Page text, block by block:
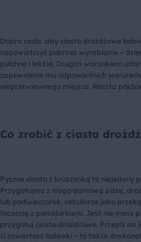
Dobra rada: aby ciasto drożdżowe
napowietrzyć poprzez wyrabianie –
pulchne i lekkie. Drugim warunkiem
zapewnienie mu odpowiednich
nieprzewiewnego miejsca. Reszta
Co zrobić z ciasta
Pyszne ciasto z kruszonką to niejedyny
Przygotujesz z niego domową pizzę,
lub podwieczorek, cebularze jako
focaccię z pomidorkami. Jeśli nie masz
przygotuj ciasto drożdżowe. Przepis na
ci zawartość lodówki – to także